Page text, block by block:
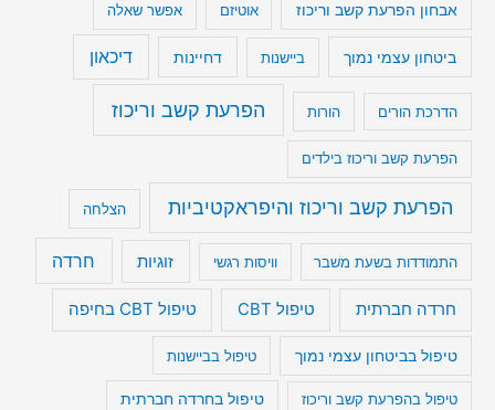
אבחון הפרעת קשב וריכוז אוטיזם אפשר שאלה
ביטחון עצמי נמוך ביישנות דחיינות דיכאון
הדרכת הורים הורות הפרעת קשב וריכוז
הפרעת קשב וריכוז בילדים
הפרעת קשב וריכוז והיפראקטיביות הצלחה
התמודדות בשעת משבר וויסות רגשי זוגיות חרדה
חרדה חברתית טיפול CBT טיפול CBT בחיפה
טיפול בביטחון עצמי נמוך טיפול בביישנות
טיפול בהפרעת קשב וריכוז טיפול בחרדה חברתית